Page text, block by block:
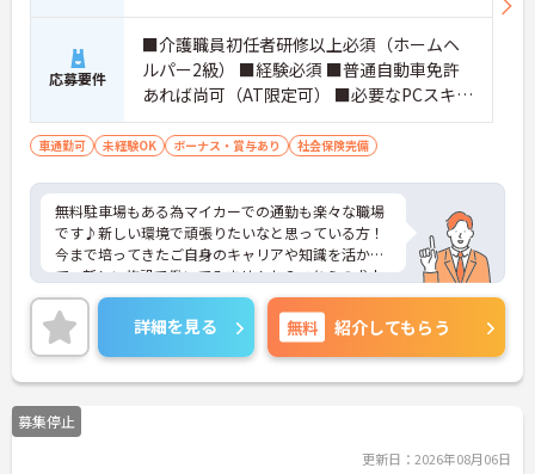
応募要件
■介護職員初任者研修以上必須（ホームヘ
ルパー2級） ■経験必須 ■普通自動車免許
あれば尚可（AT限定可） ■必要なPCスキ
ル：タブレット操作、簡単なPC入力操作
（ワード・エクセルなど）
車通勤可 未経験OK ボーナス・賞与あり 社会保険完備
無料駐車場もある為マイカーでの通勤も楽々な職場
です♪新しい環境で頑張りたいなと思っている方！
今まで培ってきたご自身のキャリアや知識を活かし
て、新しい施設で働いてみませんか？こちらの求人
にご興味がございましたら面接のポイントもお伝え
しますので是非ご応募お待ちしております。
詳細を見る 無料 紹介してもらう
募集停止
更新日：2026年08月06日